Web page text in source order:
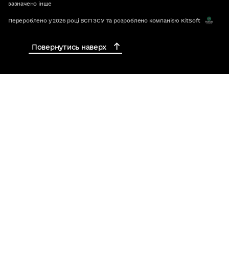
зазначено інше
Перероблено у 2026 році ВСП ЗСУ та розроблено компанією KitSoft
Повернутись наверх